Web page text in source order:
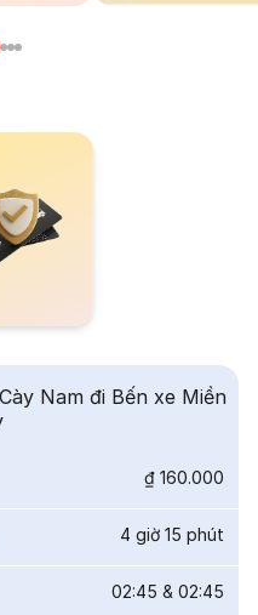
Nam đi Bến xe Miền
₫ 160.000
4 giờ 15 phút
02:45 & 02:45